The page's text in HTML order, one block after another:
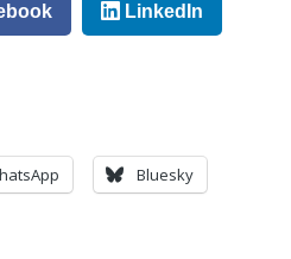
LinkedIn
Bluesky